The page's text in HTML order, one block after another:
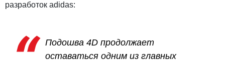
разработок adidas:
Подошва 4D продолжает
оставаться одним из главных